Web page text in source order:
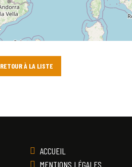
RETOUR À LA LISTE
ACCUEIL
MENTIONS LÉGALES